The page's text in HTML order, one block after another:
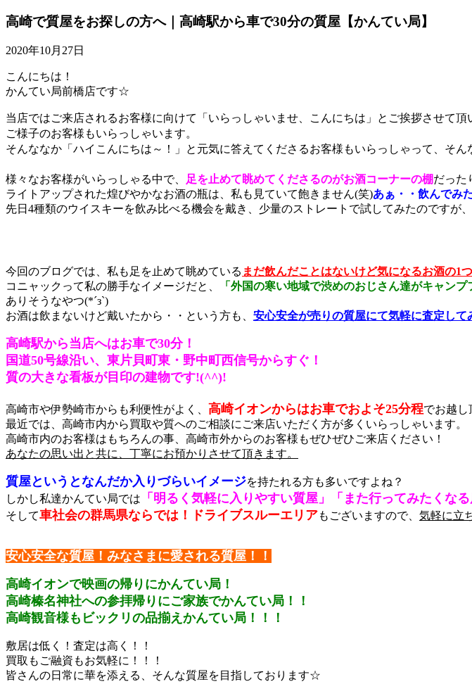
高崎で質屋をお探しの方へ｜高崎駅から車で30分の質屋【かんてい局】
2020年10月27日
こんにちは！
かんてい局前橋店です☆
当店ではご来店されるお客様に向けて「いらっしゃいませ、こんにちは」とご挨拶させて
ご様子のお客様もいらっしゃいます。
そんななか「ハイこんにちは～！」と元気に答えてくださるお客様もいらっしゃって、そん
様々なお客様がいらっしゃる中で、 足を止めて眺めてくださるのがお酒コーナーの棚だった
ライトアップされた煌びやかなお酒の瓶は、私も見ていて飽きません(笑)あぁ・・飲んでみ
先日4種類のウイスキーを飲み比べる機会を戴き、少量のストレートで試してみたのですが、
今回のブログでは、私も足を止めて眺めている まだ飲んだことはないけど気になるお酒の1つ
コニャックって私の勝手なイメージだと、
「外国の寒い地域で渋めのおじさん達がキャン
ありそうなやつ(*´з`)
お酒は飲まないけど戴いたから・・という方も、 安心安全が売りの質屋にて気軽に査定して
高崎駅から当店へはお車で30分！
国道50号線沿い、東片貝町東・野中町西信号からすぐ！
質の大きな看板が目印の建物です!(^^)!
高崎市や伊勢崎市からも利便性がよく、 高崎イオンからはお車でおよそ25分程でお越
最近では、高崎市内から買取や質へのご相談にご来店いただく方が多くいらっしゃいます。
高崎市内のお客様はもちろんの事、高崎市外からのお客様もぜひぜひご来店ください！
あなたの思い出と共に、丁寧にお預かりさせて頂きます。
質屋というとなんだか入りづらいイメージを持たれる方も多いですよね？
しかし私達かんてい局では
「明るく気軽に入りやすい質屋」「また行ってみたくな
そして車社会の群馬県ならでは！ドライブスルーエリアもございますので、 気軽に立
安心安全な質屋！みなさまに愛される質屋！！
高崎イオンで映画の帰りにかんてい局！
高崎榛名神社への参拝帰りにご家族でかんてい局！！
高崎観音様もビックリの品揃えかんてい局！！！
敷居は低く！査定は高く！！
買取もご融資もお気軽に！！！
皆さんの日常に華を添える、そんな質屋を目指しております☆